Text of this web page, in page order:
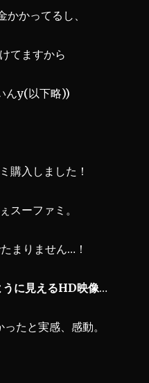
かってるし、
てますから
んy(以下略))
購入しました！
スーファミ。
まりません…！
に見えるHD映像…
たと実感、感動。